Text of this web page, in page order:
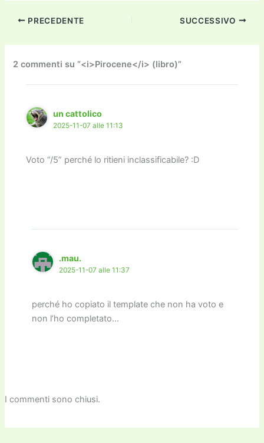
c
e
b
o
o
k
itt
er
ai
l
d
o
n
a
m
p
y
Li
n
k
k
e
dI
n
di
vi
PRECEDENTE SUCCESSIVO
2 commenti su “<i>Pirocene</i> (libro)”
un cattolico
2025-11-07 alle 11:13
Voto “/5” perché lo ritieni inclassificabile? :D
.mau.
2025-11-07 alle 11:37
perché ho copiato il template che non ha voto e
non l’ho completato…
I commenti sono chiusi.